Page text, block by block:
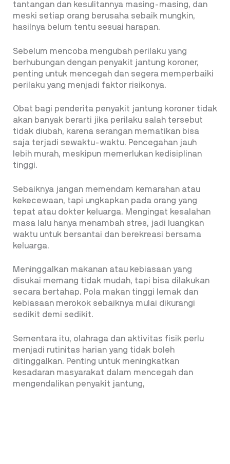
tantangan dan kesulitannya masing-masing, dan
meski setiap orang berusaha sebaik mungkin,
hasilnya belum tentu sesuai harapan.
Sebelum mencoba mengubah perilaku yang
berhubungan dengan penyakit jantung koroner,
penting untuk mencegah dan segera memperbaiki
perilaku yang menjadi faktor risikonya.
Obat bagi penderita penyakit jantung koroner tidak
akan banyak berarti jika perilaku salah tersebut
tidak diubah, karena serangan mematikan bisa
saja terjadi sewaktu-waktu. Pencegahan jauh
lebih murah, meskipun memerlukan kedisiplinan
tinggi.
Sebaiknya jangan memendam kemarahan atau
kekecewaan, tapi ungkapkan pada orang yang
tepat atau dokter keluarga. Mengingat kesalahan
masa lalu hanya menambah stres, jadi luangkan
waktu untuk bersantai dan berekreasi bersama
keluarga.
Meninggalkan makanan atau kebiasaan yang
disukai memang tidak mudah, tapi bisa dilakukan
secara bertahap. Pola makan tinggi lemak dan
kebiasaan merokok sebaiknya mulai dikurangi
sedikit demi sedikit.
Sementara itu, olahraga dan aktivitas fisik perlu
menjadi rutinitas harian yang tidak boleh
ditinggalkan. Penting untuk meningkatkan
kesadaran masyarakat dalam mencegah dan
mengendalikan penyakit jantung,